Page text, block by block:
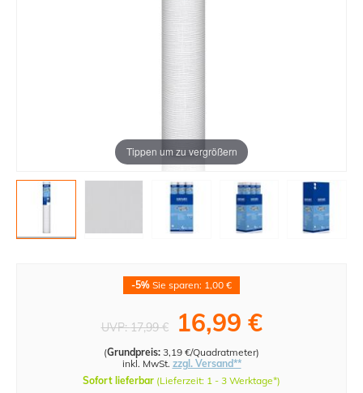
Tippen um zu vergrößern
-5% Sie sparen: 1,00 €
UVP:17,99 € 16,99 €
(Grundpreis: 3,19 €/Quadratmeter)
inkl. MwSt. zzgl. Versand**
Sofort lieferbar (Lieferzeit: 1 - 3 Werktage*)